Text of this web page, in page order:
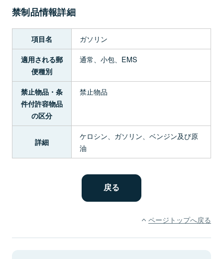
禁制品情報詳細
項目名 ガソリン
適用される郵
便種別
通常、小包、EMS
禁止物品・条
件付許容物品
の区分
禁止物品
詳細
ケロシン、ガソリン、ベンジン及び原
油
ページトップへ戻る